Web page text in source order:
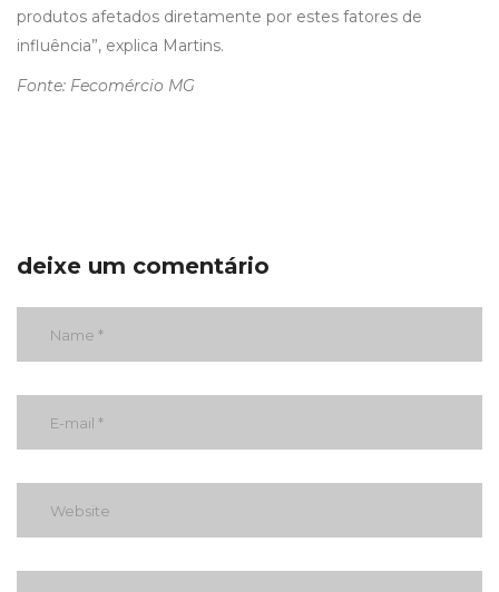
produtos afetados diretamente por estes fatores de
influência”, explica Martins.
Fonte: Fecomércio MG
deixe um comentário